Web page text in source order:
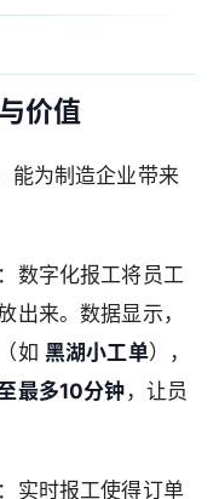
价值
能为制造企业带来
：数字化报工将员工
出来。数据显示，
如 黑湖小工单），
最多10分钟 ，让员
：实时报工使得订单